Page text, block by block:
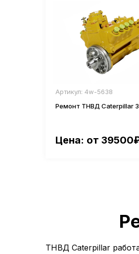
Цена: от
Ремонт ТНВД Caterpillar
Артикул: 4w-5638
ТНВД Caterpillar